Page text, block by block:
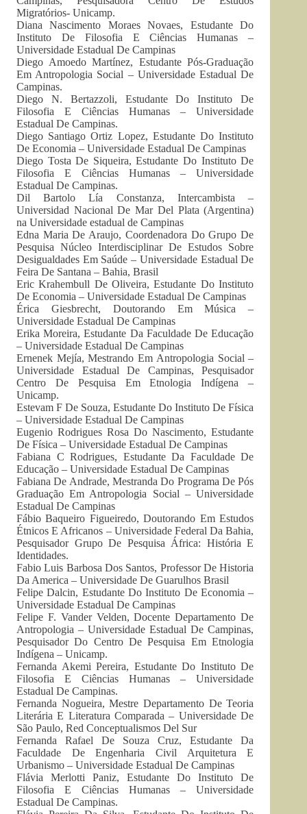
Migratórios- Unicamp.
Diana Nascimento Moraes Novaes, Estudante Do
Instituto De Filosofia E Ciências Humanas –
Universidade Estadual De Campinas
Diego Amoedo Martínez, Estudante Pós-Graduação
Em Antropologia Social – Universidade Estadual De
Campinas.
Diego N. Bertazzoli, Estudante Do Instituto De
Filosofia E Ciências Humanas – Universidade
Estadual De Campinas.
Diego Santiago Ortiz Lopez, Estudante Do Instituto
De Economia – Universidade Estadual De Campinas
Diego Tosta De Siqueira, Estudante Do Instituto De
Filosofia E Ciências Humanas – Universidade
Estadual De Campinas.
Dil Bartolo Lía Constanza, Intercambista –
Universidad Nacional De Mar Del Plata (Argentina)
na Universidade estadual de Campinas
Edna Maria De Araujo, Coordenadora Do Grupo De
Pesquisa Núcleo Interdisciplinar De Estudos Sobre
Desigualdades Em Saúde – Universidade Estadual De
Feira De Santana – Bahia, Brasil
Eric Krahembull De Oliveira, Estudante Do Instituto
De Economia – Universidade Estadual De Campinas
Érica Giesbrecht, Doutorando Em Música –
Universidade Estadual De Campinas
Erika Moreira, Estudante Da Faculdade De Educação
– Universidade Estadual De Campinas
Ernenek Mejía, Mestrando Em Antropologia Social –
Universidade Estadual De Campinas, Pesquisador
Centro De Pesquisa Em Etnologia Indígena –
Unicamp.
Estevam F De Souza, Estudante Do Instituto De Física
– Universidade Estadual De Campinas
Eugenio Rodrigues Rosa Do Nascimento, Estudante
De Física – Universidade Estadual De Campinas
Fabiana C Rodrigues, Estudante Da Faculdade De
Educação – Universidade Estadual De Campinas
Fabiana De Andrade, Mestranda Do Programa De Pós
Graduação Em Antropologia Social – Universidade
Estadual De Campinas
Fábio Baqueiro Figueiredo, Doutorando Em Estudos
Étnicos E Africanos – Universidade Federal Da Bahia,
Pesquisador Grupo De Pesquisa África: História E
Identidades.
Fabio Luis Barbosa Dos Santos, Professor De Historia
Da America – Universidade De Guarulhos Brasil
Felipe Dalcin, Estudante Do Instituto De Economia –
Universidade Estadual De Campinas
Felipe F. Vander Velden, Docente Departamento De
Antropologia – Universidade Estadual De Campinas,
Pesquisador Do Centro De Pesquisa Em Etnologia
Indígena – Unicamp.
Fernanda Akemi Pereira, Estudante Do Instituto De
Filosofia E Ciências Humanas – Universidade
Estadual De Campinas.
Fernanda Nogueira, Mestre Departamento De Teoria
Literária E Literatura Comparada – Universidade De
São Paulo, Red Conceptualismos Del Sur
Fernanda Rafael De Souza Cruz, Estudante Da
Faculdade De Engenharia Civil Arquitetura E
Urbanismo – Universidade Estadual De Campinas
Flávia Merlotti Paniz, Estudante Do Instituto De
Filosofia E Ciências Humanas – Universidade
Estadual De Campinas.